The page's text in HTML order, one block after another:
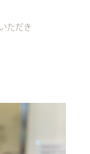
ただき